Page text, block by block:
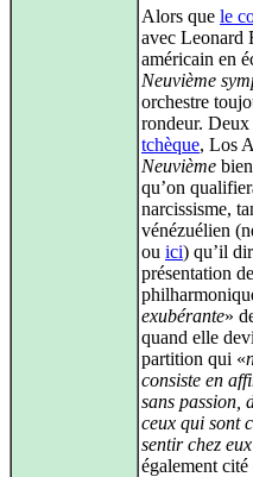
Alors que le
avec Leonard
américain en
Neuvième
orchestre
rondeur. Deux
tchèque, Los
Neuvième
qu’on
narcissisme,
vénézuélien
ou ici) qu’il
présentation
exubérante»
quand elle
partition qui «
consiste en
sans passion,
ceux qui sont
sentir chez
également